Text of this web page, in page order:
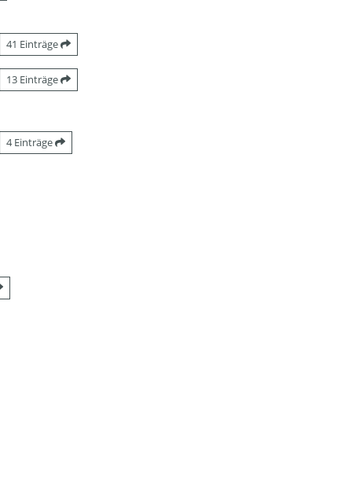
41 Einträge
13 Einträge
4 Einträge